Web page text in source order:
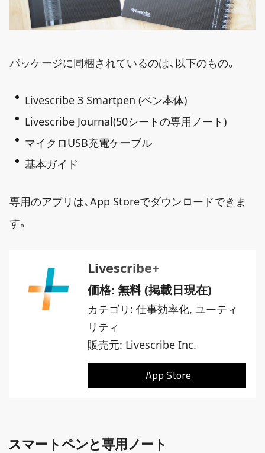
パッケージに同梱されているのは、以下のもの。
Livescribe 3 Smartpen (ペン本体)
Livescribe Journal(50シートの専用ノート)
マイクロUSB充電ケーブル
基本ガイド
専用のアプリは、App Storeでダウンロードできま
す。
Livescribe+
価格: 無料 (掲載日現在)
カテゴリ: 仕事効率化, ユーティ
リティ
販売元: Livescribe Inc.
App Store
スマートペンと専用ノート